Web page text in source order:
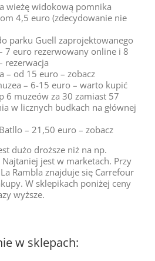
wieżę widokową pomnika
4,5 euro (zdecydowanie nie
parku Guell zaprojektowanego
7 euro rezerwowany online i 8
rezerwacja
– od 15 euro – zobacz
– 6-15 euro – warto kupić
6 muzeów za 30 zamiast 57
w licznych budkach na głównej
– 21,50 euro – zobacz
dużo droższe niż na np.
jest w marketach. Przy
Rambla znajduje się Carrefour
W sklepikach poniżej ceny
wyższe.
w sklepach: